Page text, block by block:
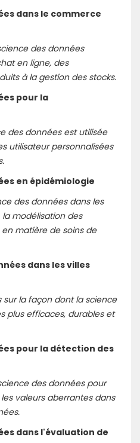
dans le commerce
des données
en ligne, des
à la gestion des stocks.
pour la
des données est utilisée
utilisateur personnalisées
en épidémiologie
des données dans les
modélisation des
matière de soins de
dans les villes
sur la façon dont la science
plus efficaces, durables et
pour la détection des
des données pour
valeurs aberrantes dans
dans l'évaluation de